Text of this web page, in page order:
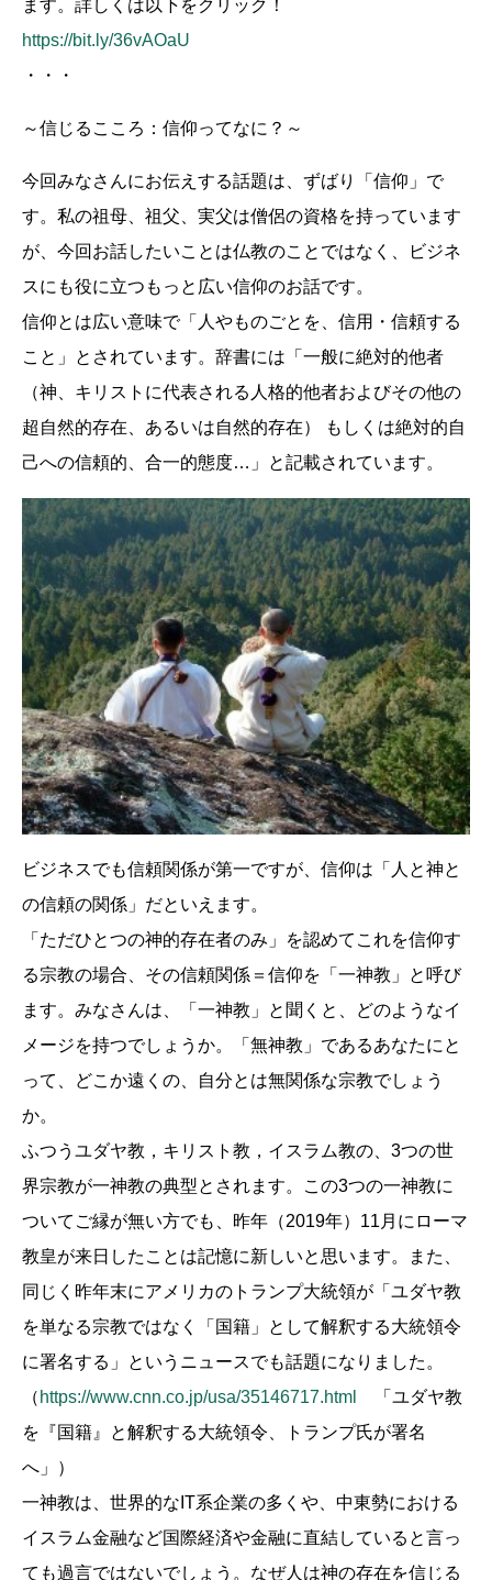
ます。詳しくは以下をクリック！
https://bit.ly/36vAOaU
・・・
～信じるこころ：信仰ってなに？～
今回みなさんにお伝えする話題は、ずばり「信仰」で
す。私の祖母、祖父、実父は僧侶の資格を持っています
が、今回お話したいことは仏教のことではなく、ビジネ
スにも役に立つもっと広い信仰のお話です。
信仰とは広い意味で「人やものごとを、信用・信頼する
こと」とされています。辞書には「一般に絶対的他者
（神、キリストに代表される人格的他者およびその他の
超自然的存在、あるいは自然的存在） もしくは絶対的自
己への信頼的、合一的態度…」と記載されています。
ビジネスでも信頼関係が第一ですが、信仰は「人と神と
の信頼の関係」だといえます。
「ただひとつの神的存在者のみ」を認めてこれを信仰す
る宗教の場合、その信頼関係＝信仰を「一神教」と呼び
ます。みなさんは、「一神教」と聞くと、どのようなイ
メージを持つでしょうか。「無神教」であるあなたにと
って、どこか遠くの、自分とは無関係な宗教でしょう
か。
ふつうユダヤ教，キリスト教，イスラム教の、3つの世
界宗教が一神教の典型とされます。この3つの一神教に
ついてご縁が無い方でも、昨年（2019年）11月にローマ
教皇が来日したことは記憶に新しいと思います。また、
同じく昨年末にアメリカのトランプ大統領が「ユダヤ教
を単なる宗教ではなく「国籍」として解釈する大統領令
に署名する」というニュースでも話題になりました。
（ https://www.cnn.co.jp/usa/35146717.html
「ユダヤ教
を『国籍』と解釈する大統領令、トランプ氏が署名
へ」）
一神教は、世界的なIT系企業の多くや、中東勢における
イスラム金融など国際経済や金融に直結していると言っ
ても過言ではないでしょう。なぜ人は神の存在を信じる